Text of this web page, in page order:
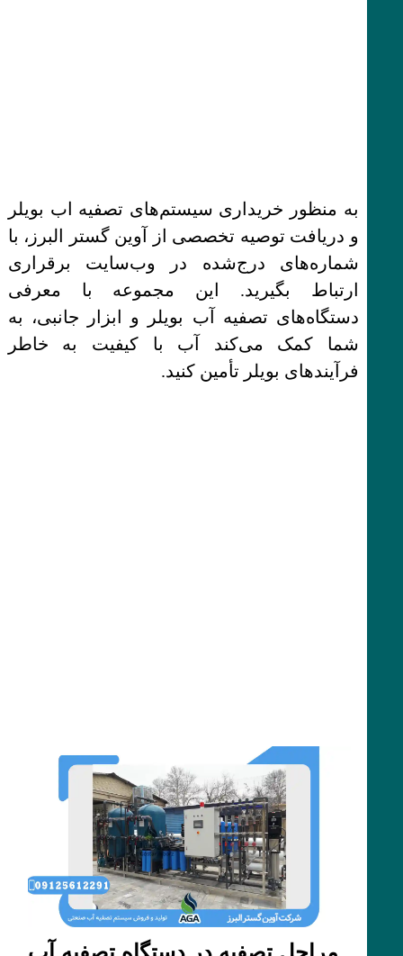
به منظور خریداری سیستم‌های تصفیه اب بویلر
و دریافت توصیه تخصصی از آوین گستر البرز، با
شماره‌های درج‌شده در وب‌سایت برقراری
ارتباط بگیرید. این مجموعه با معرفی
دستگاه‌های تصفیه آب بویلر و ابزار جانبی، به
شما کمک می‌کند آب با کیفیت به خاطر
فرآیندهای بویلر تأمین کنید.